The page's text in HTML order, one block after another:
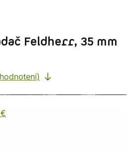
Feldherr, 35 mm